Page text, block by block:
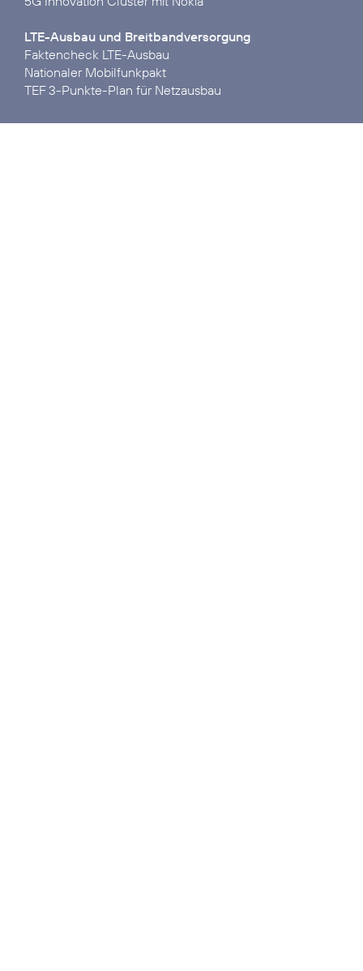
LTE-Ausbau und Breitbandversorgung
Faktencheck LTE-Ausbau
Nationaler Mobilfunkpakt
TEF 3-Punkte-Plan für Netzausbau